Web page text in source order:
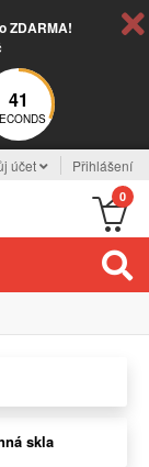
ZDARMA!
40
účet Přihlášení
0
skla